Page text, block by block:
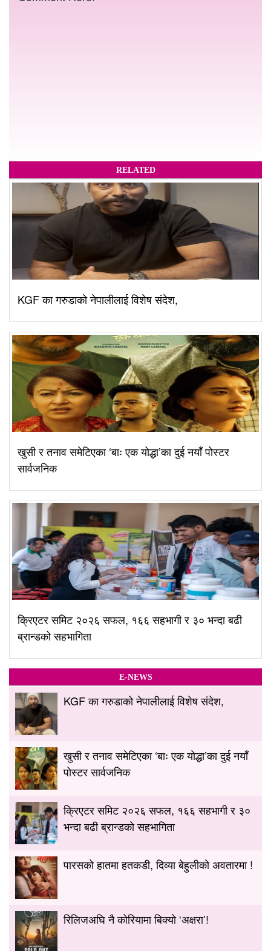
RELATED
KGF का गरुडाको नेपालीलाई विशेष संदेश,
खुसी र तनाव समेटिएका ‘बाः एक योद्धा’का दुई नयाँ पोस्टर
सार्वजनिक
क्रिएटर समिट २०२६ सफल, १६६ सहभागी र ३० भन्दा बढी
ब्रान्डको सहभागिता
E-NEWS
KGF का गरुडाको नेपालीलाई विशेष संदेश,
खुसी र तनाव समेटिएका ‘बाः एक योद्धा’का दुई नयाँ
पोस्टर सार्वजनिक
क्रिएटर समिट २०२६ सफल, १६६ सहभागी र ३०
भन्दा बढी ब्रान्डको सहभागिता
पारसको हातमा हतकडी, दिव्या बेहुलीको अवतारमा !
रिलिजअघि नै कोरियामा बिक्यो ‘अक्षरा’!